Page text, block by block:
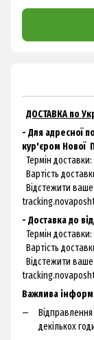
ДОСТАВКА по
- Для адресної
кур'єром Нової
Термін доставки:
Вартість
Відстежити
- Доставка до
Термін доставки:
Вартість
Відстежити
Важлива
декількох